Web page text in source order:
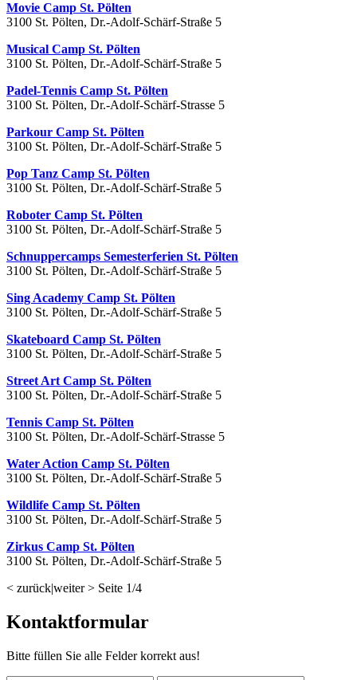
Movie Camp St. Pölten
3100 St. Pölten, Dr.-Adolf-Schärf-Straße 5
Musical Camp St. Pölten
3100 St. Pölten, Dr.-Adolf-Schärf-Straße 5
Padel-Tennis Camp St. Pölten
3100 St. Pölten, Dr.-Adolf-Schärf-Strasse 5
Parkour Camp St. Pölten
3100 St. Pölten, Dr.-Adolf-Schärf-Straße 5
Pop Tanz Camp St. Pölten
3100 St. Pölten, Dr.-Adolf-Schärf-Straße 5
Roboter Camp St. Pölten
3100 St. Pölten, Dr.-Adolf-Schärf-Straße 5
Schnuppercamps Semesterferien St. Pölten
3100 St. Pölten, Dr.-Adolf-Schärf-Straße 5
Sing Academy Camp St. Pölten
3100 St. Pölten, Dr.-Adolf-Schärf-Straße 5
Skateboard Camp St. Pölten
3100 St. Pölten, Dr.-Adolf-Schärf-Straße 5
Street Art Camp St. Pölten
3100 St. Pölten, Dr.-Adolf-Schärf-Straße 5
Tennis Camp St. Pölten
3100 St. Pölten, Dr.-Adolf-Schärf-Strasse 5
Water Action Camp St. Pölten
3100 St. Pölten, Dr.-Adolf-Schärf-Straße 5
Wildlife Camp St. Pölten
3100 St. Pölten, Dr.-Adolf-Schärf-Straße 5
Zirkus Camp St. Pölten
3100 St. Pölten, Dr.-Adolf-Schärf-Straße 5
< zurück|weiter > Seite 1/4
Kontaktformular
Bitte füllen Sie alle Felder korrekt aus!